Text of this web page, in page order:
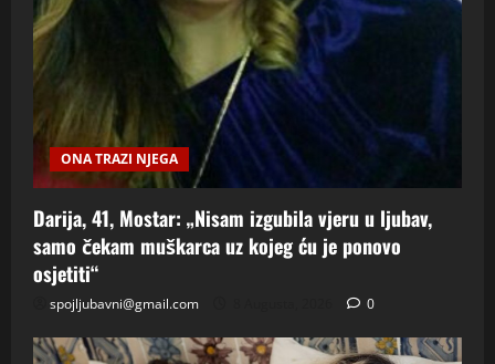
ONA TRAZI NJEGA
Darija, 41, Mostar: „Nisam izgubila vjeru u ljubav,
samo čekam muškarca uz kojeg ću je ponovo
osjetiti“
spojljubavni@gmail.com 0